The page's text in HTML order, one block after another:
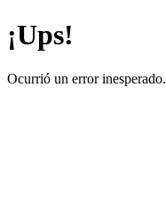
¡Ups!
Ocurrió un error inesperado.